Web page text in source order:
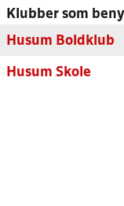
Klubber som
Husum Boldklub
Husum Skole